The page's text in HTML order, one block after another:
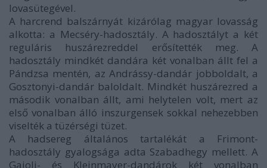
lovasütegével.
A harcrend balszárnyát kizárólag magyar lovasság
alkotta: a Mecséry-hadosztály. A hadosztályt a két
reguláris huszárezreddel erősítették meg. A
hadosztály mindkét dandára két vonalban állt fel a
Pándzsa mentén, az Andrássy-dandár jobboldalt, a
Gosztonyi-dandár baloldalt. Mindkét huszárezred a
második vonalban állt, ami helytelen volt, mert az
első vonalban álló inszurgensek sokkal nehezebben
viselték a tüzérségi tüzet.
A hadsereg általános tartalékát a Frimont-
hadosztály gyalogsága adta Szabadhegy mellett. A
Gajoli- és Kleinmayer-dandárok két vonalban